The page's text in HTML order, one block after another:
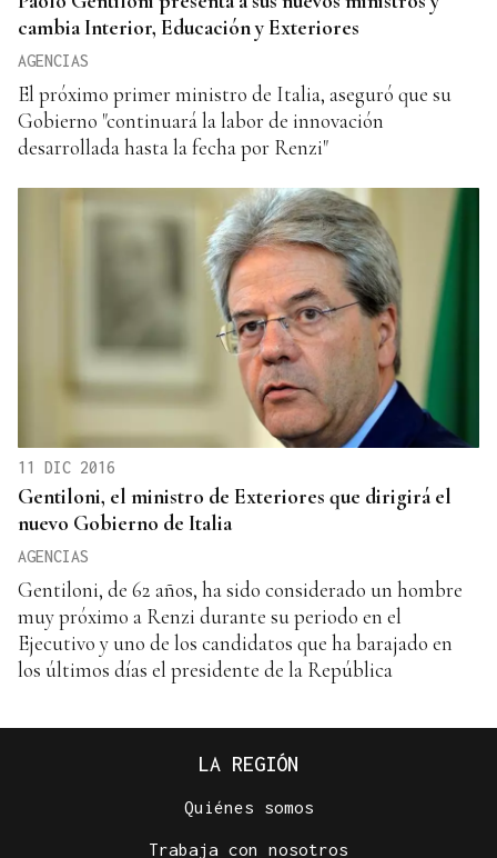
cambia Interior, Educación y Exteriores
AGENCIAS
El próximo primer ministro de Italia, aseguró que su
Gobierno "continuará la labor de innovación
desarrollada hasta la fecha por Renzi"
11 DIC 2016
Gentiloni, el ministro de Exteriores que dirigirá el
nuevo Gobierno de Italia
AGENCIAS
Gentiloni, de 62 años, ha sido considerado un hombre
muy próximo a Renzi durante su periodo en el
Ejecutivo y uno de los candidatos que ha barajado en
los últimos días el presidente de la República
LA REGIÓN
Quiénes somos
Trabaja con nosotros